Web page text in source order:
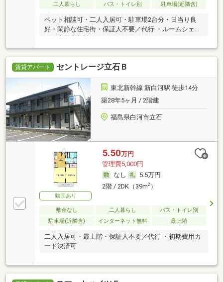
二人暮らし
バス・トイレ別 駐車場(近隣含)
ペット相談可・二人入居可・駐車場2台分・日当り良
好・閑静な住宅街・保証人不要／代行 ・ルームシェア
賃貸アパート セントレージ立石Ｂ
東北新幹線 新白河駅 徒歩14分
築28年5ヶ月 / 2階建
福島県白河市立石
動画あり
5.50万円
管理費5,000円
なし
5.5万円
2階 / 2DK（39m2）
敷金なし 二人暮らし
バス・トイレ別
駐車場(近隣含)
インターネット無料 最上階
二人入居可・最上階・保証人不要／代行 ・初期費用カ
ード決済可